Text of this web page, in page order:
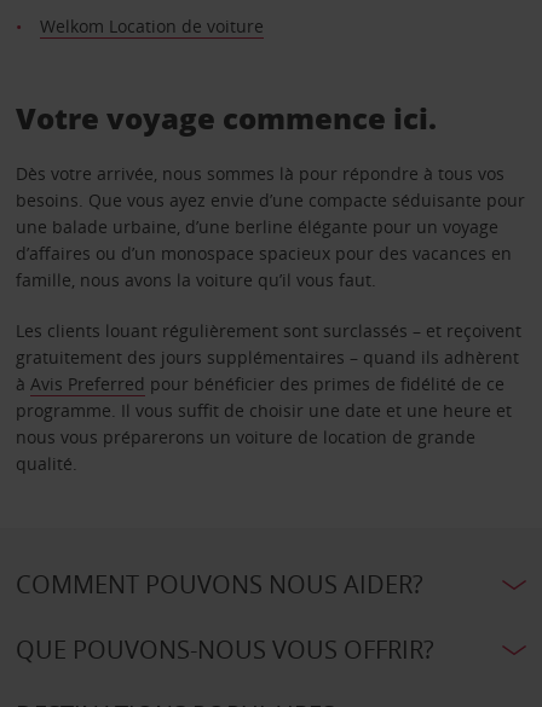
Welkom Location de voiture
Votre voyage commence ici.
Dès votre arrivée, nous sommes là pour répondre à tous vos
besoins. Que vous ayez envie d’une compacte séduisante pour
une balade urbaine, d’une berline élégante pour un voyage
d’affaires ou d’un monospace spacieux pour des vacances en
famille, nous avons la voiture qu’il vous faut.
Les clients louant régulièrement sont surclassés – et reçoivent
gratuitement des jours supplémentaires – quand ils adhèrent
à Avis Preferred pour bénéficier des primes de fidélité de ce
programme. Il vous suffit de choisir une date et une heure et
nous vous préparerons un voiture de location de grande
qualité.
COMMENT POUVONS NOUS AIDER?
QUE POUVONS-NOUS VOUS OFFRIR?